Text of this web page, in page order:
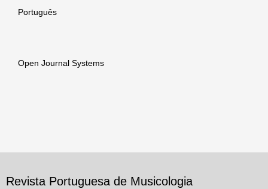
Português
Open Journal Systems
Revista Portuguesa de Musicologia